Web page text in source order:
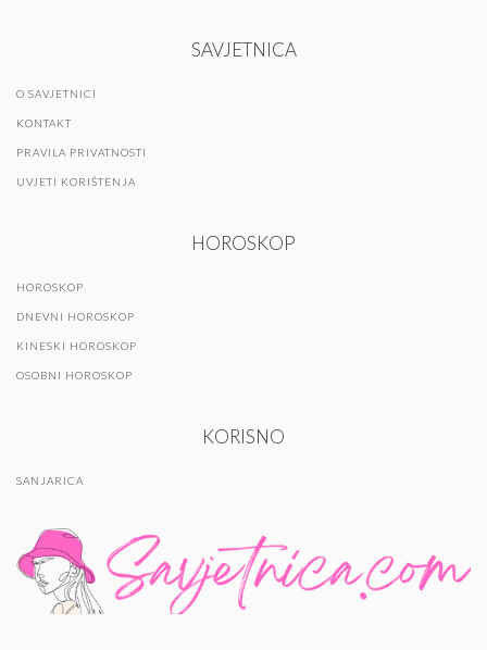
SAVJETNICA
O SAVJETNICI
KONTAKT
PRAVILA PRIVATNOSTI
UVJETI KORIŠTENJA
HOROSKOP
HOROSKOP
DNEVNI HOROSKOP
KINESKI HOROSKOP
OSOBNI HOROSKOP
KORISNO
SANJARICA